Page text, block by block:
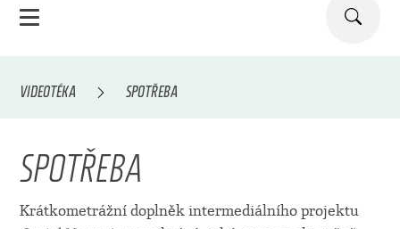
VIDEOTÉKA SPOTŘEBA
SPOTŘEBA
Krátkometrážní doplněk intermediálního projektu